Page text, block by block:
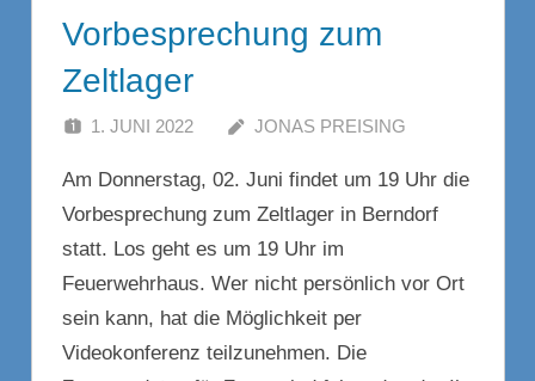
Vorbesprechung zum
Zeltlager
1. JUNI 2022 JONAS PREISING
Am Donnerstag, 02. Juni findet um 19 Uhr die
Vorbesprechung zum Zeltlager in Berndorf
statt. Los geht es um 19 Uhr im
Feuerwehrhaus. Wer nicht persönlich vor Ort
sein kann, hat die Möglichkeit per
Videokonferenz teilzunehmen. Die